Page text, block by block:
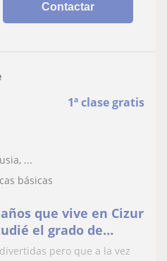
Contactar
1ª clase gratis
...
básicas
que vive en Cizur
el grado de
Habilitante en
pero que a la vez